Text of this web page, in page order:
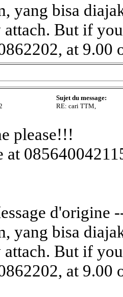
yang bisa
attach. But if
at 9.00
Sujet du message:
RE: cari TTM,
please!!!
at
d'origine
yang bisa
attach. But if
at 9.00